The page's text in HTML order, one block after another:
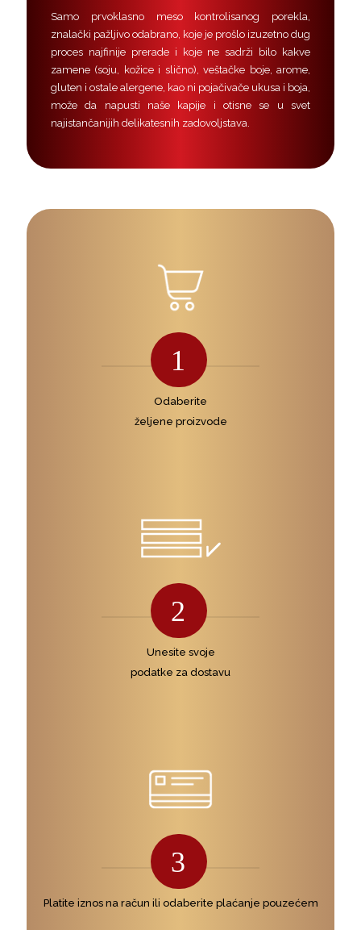
Samo prvoklasno meso kontrolisanog porekla,
znalački pažljivo odabrano, koje je prošlo izuzetno dug
proces najfinije prerade i koje ne sadrži bilo kakve
zamene (soju, kožice i slično), veštačke boje, arome,
gluten i ostale alergene, kao ni pojačivače ukusa i boja,
može da napusti naše kapije i otisne se u svet
najistančanijih delikatesnih zadovoljstava.
1
Odaberite
željene proizvode
2
Unesite svoje
podatke za dostavu
3
Platite iznos na račun ili odaberite plaćanje pouzećem